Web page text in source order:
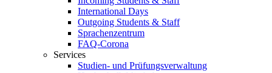
International Days
Outgoing Students & Staff
Sprachenzentrum
FAQ-Corona
Services
Studien- und Prüfungsverwaltung